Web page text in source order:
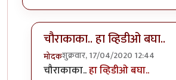
चौराकाका.. हा व्हिडीओ बघा..
मोदकशुक्रवार, 17/04/2020 12:44
In reply toअंकाई पेक्षा वेगळाच
चौराकाका..हा व्हिडीओ बघा..